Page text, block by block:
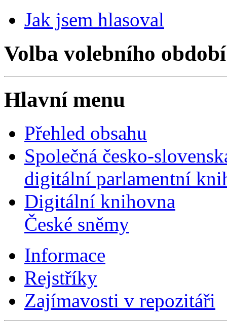
Jak jsem hlasoval
Volba volebního období
Hlavní menu
Přehled obsahu
Společná česko-
digitální parlamentní
Digitální knihovna
České sněmy
Informace
Rejstříky
Zajímavosti v repozitáři